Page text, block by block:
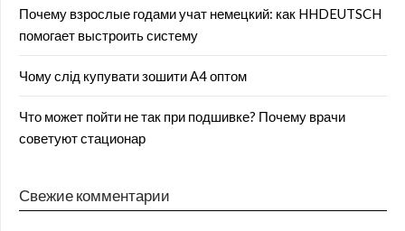
Почему взрослые годами учат немецкий: как HHDEUTSCH
помогает выстроить систему
Чому слід купувати зошити А4 оптом
Что может пойти не так при подшивке? Почему врачи
советуют стационар
Свежие комментарии